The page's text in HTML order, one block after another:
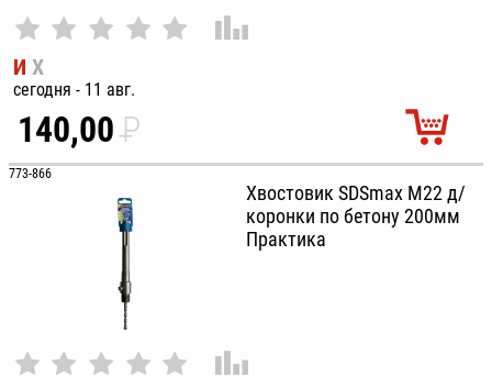
И Х
сегодня - 11 авг.
140,00P
УБ.
773-866
Хвостовик SDSmax М22 д/
коронки по бетону 200мм
Практика